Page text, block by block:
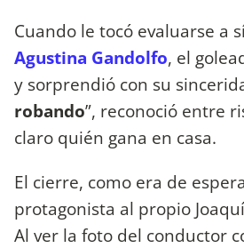
Cuando le tocó evaluarse a
Agustina Gandolfo, el
y sorprendió con su
robando”, reconoció entre
claro quién gana en casa.
El cierre, como era de
protagonista al propio
Al ver la foto del conductor